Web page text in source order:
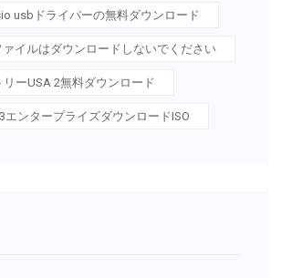
usbドライバーの無料ダウンロード
ァイルはダウンロードしないでください
ーUSA 2無料ダウンロード
エンタープライズダウンロードISO